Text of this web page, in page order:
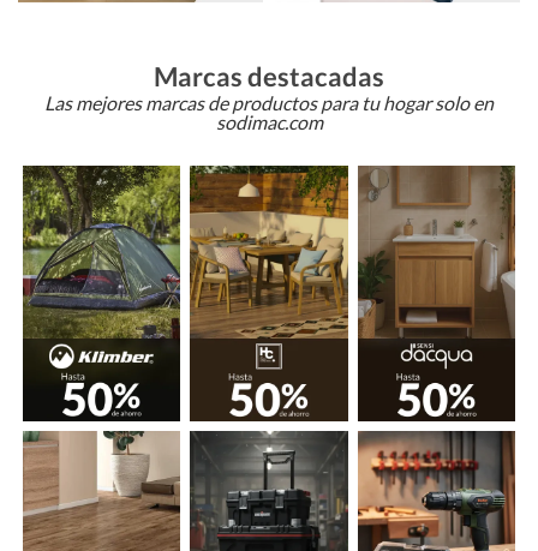
Marcas destacadas
Las mejores marcas de productos para tu hogar solo en
sodimac.com